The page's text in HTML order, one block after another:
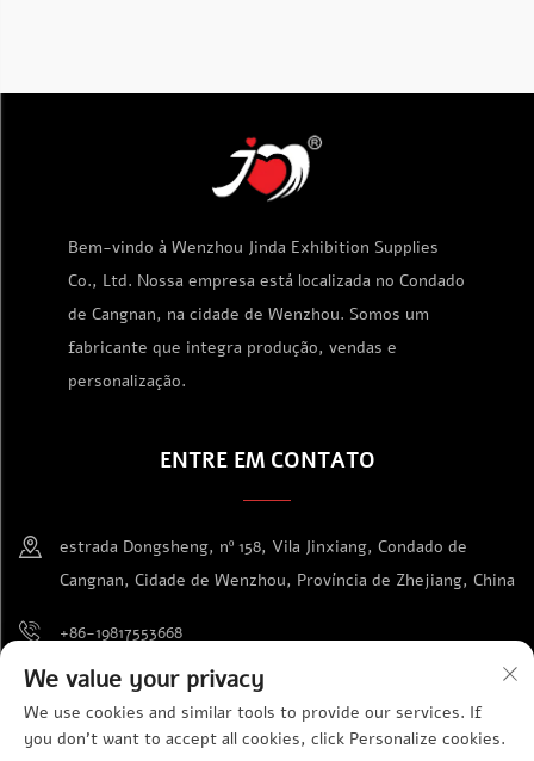
Bem-vindo à Wenzhou Jinda Exhibition Supplies
Co., Ltd. Nossa empresa está localizada no Condado
de Cangnan, na cidade de Wenzhou. Somos um
fabricante que integra produção, vendas e
personalização.
ENTRE EM CONTATO
estrada Dongsheng, nº 158, Vila Jinxiang, Condado de
Cangnan, Cidade de Wenzhou, Província de Zhejiang, China
+86-19817553668
[email protected]
We value your privacy
We use cookies and similar tools to provide our services. If
you don't want to accept all cookies, click Personalize cookies.